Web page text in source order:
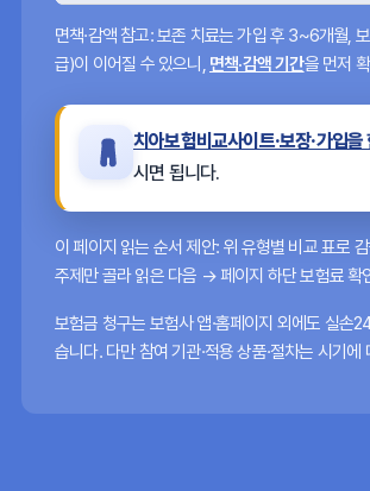
면책·감액 참고:보존 치료는 가입 후 3~6개월,
급)이 이어질 수 있으니, 면책·감액 기간을 먼저
치아보험비교사이트·보장·가입
시면 됩니다.
이 페이지 읽는 순서 제안: 위 유형별 비교 표로
주제만 골라 읽은 다음 → 페이지 하단보험료 확
보험금 청구는 보험사 앱·홈페이지 외에도 실손
습니다. 다만 참여 기관·적용 상품·절차는 시기